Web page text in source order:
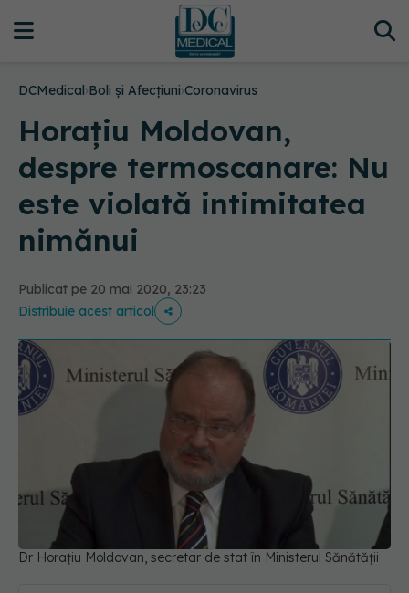
DCMedical›Boli și Afecțiuni›Coronavirus
Horaţiu Moldovan,
despre termoscanare: Nu
este violată intimitatea
nimănui
Publicat pe 20 mai 2020, 23:23
Distribuie acest articol
Dr Horațiu Moldovan, secretar de stat în Ministerul Sănătății